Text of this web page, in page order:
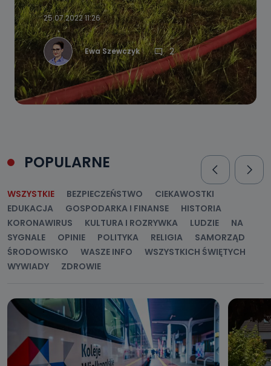
25.07.2022 11:26
Ewa Szewczyk 2
POPULARNE
WSZYSTKIE BEZPIECZEŃSTWO
CIEKAWOSTKI
EDUKACJA
GOSPODARKA I FINANSE
HISTORIA
KORONAWIRUS
KULTURA I ROZRYWKA LUDZIE
NA
SYGNALE
OPINIE POLITYKA RELIGIA
SAMORZĄD
ŚRODOWISKO
WASZE INFO
WSZYSTKICH ŚWIĘTYCH
WYWIADY
ZDROWIE